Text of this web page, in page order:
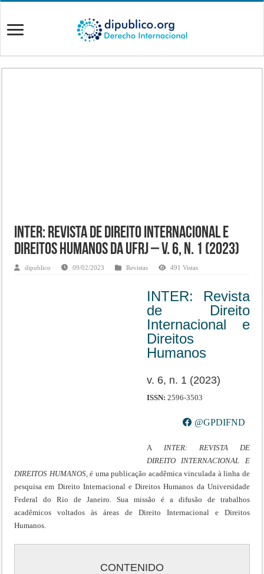
INTER: Revista de Direito Internacional e
Direitos Humanos da UFRJ – v. 6, n. 1 (2023)
dipublico 09/02/2023 Revistas 491 Vistas
INTER: Revista
de Direito
Internacional e
Direitos
Humanos
v. 6, n. 1 (2023)
ISSN: 2596-3503
@GPDIFND
A INTER: REVISTA DE
DIREITO INTERNACIONAL E
DIREITOS HUMANOS, é uma publicação acadêmica vinculada à linha de
pesquisa em Direito Internacional e Direitos Humanos da Universidade
Federal do Rio de Janeiro. Sua missão é a difusão de trabalhos
acadêmicos voltados às áreas de Direito Internacional e Direitos
Humanos.
CONTENIDO